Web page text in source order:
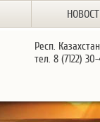
Респ.
тел. 8 (7122)